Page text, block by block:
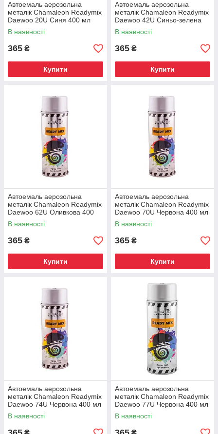
Автоемаль аерозольна
металік Chamaleon Readymix
Daewoo 20U Синя 400 мл
В наявності
365 ₴
Купити
Автоемаль аерозольна
металік Chamaleon Readymix
Daewoo 42U Синьо-зелена
400 мл
В наявності
365 ₴
Купити
Автоемаль аерозольна
металік Chamaleon Readymix
Daewoo 62U Оливкова 400
мл
В наявності
365 ₴
Купити
Автоемаль аерозольна
металік Chamaleon Readymix
Daewoo 70U Червона 400 мл
В наявності
365 ₴
Купити
Автоемаль аерозольна
металік Chamaleon Readymix
Daewoo 74U Червона 400 мл
В наявності
Автоемаль аерозольна
металік Chamaleon Readymix
Daewoo 77U Червона 400 мл
В наявності